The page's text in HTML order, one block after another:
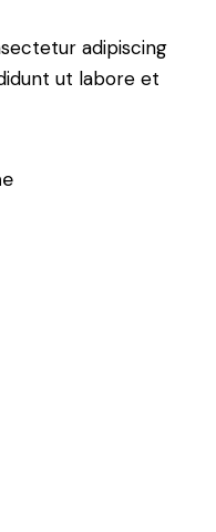
adipiscing
ut labore et